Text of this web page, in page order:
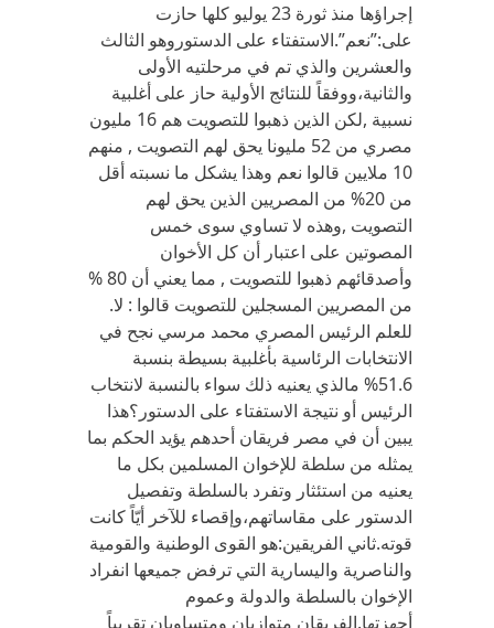
إجراؤها منذ ثورة 23 يوليو كلها حازت
على:”نعم”.الاستفتاء على الدستوروهو الثالث
والعشرين والذي تم في مرحلتيه الأولى
والثانية،ووفقاً للنتائج الأولية حاز على أغلبية
نسبية ,لكن الذين ذهبوا للتصويت هم 16 مليون
مصري من 52 مليونا يحق لهم التصويت , منهم
10 ملايين قالوا نعم وهذا يشكل ما نسبته أقل
من 20% من المصريين الذين يحق لهم
التصويت ,وهذه لا تساوي سوى خمس
المصوتين على اعتبار أن كل الأخوان
وأصدقائهم ذهبوا للتصويت , مما يعني أن 80 %
من المصريين المسجلين للتصويت قالوا : لا.
للعلم الرئيس المصري محمد مرسي نجح في
الانتخابات الرئاسية بأغلبية بسيطة بنسبة
51.6% مالذي يعنيه ذلك سواء بالنسبة لانتخاب
الرئيس أو نتيجة الاستفتاء على الدستور؟هذا
يبين أن في مصر فريقان أحدهم يؤيد الحكم بما
يمثله من سلطة للإخوان المسلمين بكل ما
يعنيه من استئثار وتفرد بالسلطة وتفصيل
الدستور على مقاساتهم،وإقصاء للآخر أيّاً كانت
قوته.ثاني الفريقين:هو القوى الوطنية والقومية
والناصرية واليسارية التي ترفض جميعها انفراد
الإخوان بالسلطة والدولة وعموم
أجهزتها.الفريقان متوازيان ومتساويان تقريباً